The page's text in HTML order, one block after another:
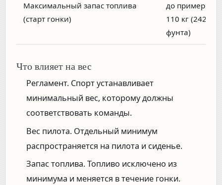
Максимальный запас топлива
(старт гонки)
до примерно
110 кг (242
фунта)
Что влияет на вес
Регламент. Спорт устанавливает
минимальный вес, которому должны
соответствовать команды.
Вес пилота. Отдельный минимум
распространяется на пилота и сиденье.
Запас топлива.Топливо исключено из
минимума и меняется в течение гонки.